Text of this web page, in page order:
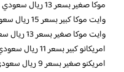
موكا صغير بسعر 13 ريال سعودي
وايت موكا كبير بسعر 15 ريال سعودي
وايت موكا صغير بسعر 13 ريال سعودي
امريكانو كبير بسعر 11 ريال سعودي
امريكنو صغير بسعر 9 ريال سعودي